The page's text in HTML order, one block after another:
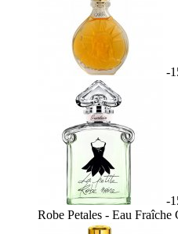
-
-
Robe Petales - Eau Fraîche